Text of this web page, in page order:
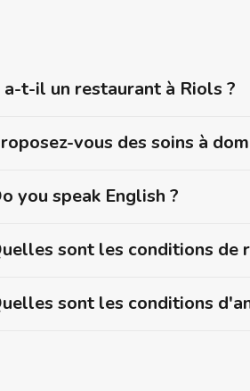
a-t-il un restaurant à Riols ?
vous des soins à
you speak English ?
sont les conditions de
sont les conditions